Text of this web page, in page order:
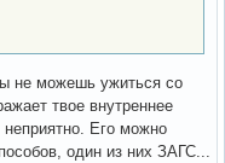
не можешь ужиться со
твое внутреннее
неприятно. Его можно
один из них ЗАГС...